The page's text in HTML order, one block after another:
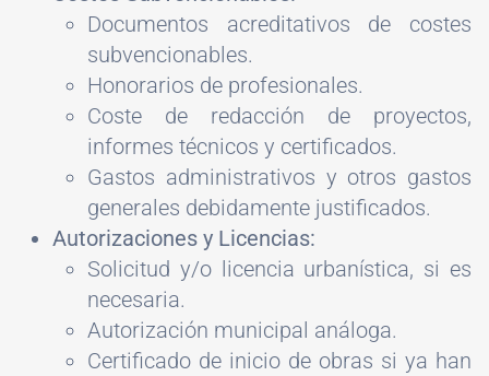
Documentos acreditativos de costes
subvencionables.
Honorarios de profesionales.
Coste de redacción de proyectos,
informes técnicos y certificados.
Gastos administrativos y otros gastos
generales debidamente justificados.
Autorizaciones y Licencias:
Solicitud y/o licencia urbanística, si es
necesaria.
Autorización municipal análoga.
Certificado de inicio de obras si ya han